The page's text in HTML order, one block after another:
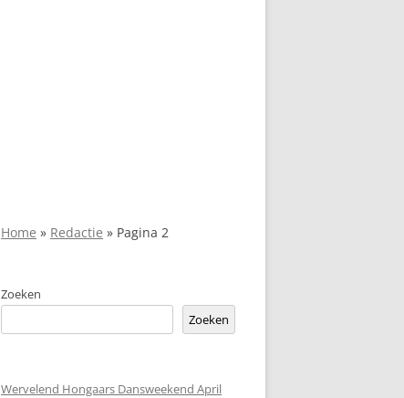
Home » Redactie » Pagina 2
Zoeken
Zoeken
Wervelend Hongaars Dansweekend April